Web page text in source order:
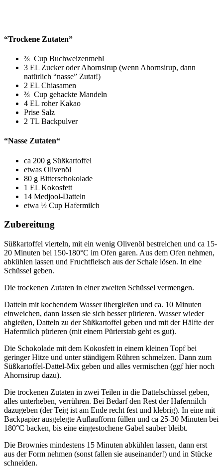
“Trockene Zutaten”
⅔ Cup Buchweizenmehl
3 EL Zucker oder Ahornsirup (wenn Ahornsirup, dann
natürlich “nasse” Zutat!)
2 EL Chiasamen
⅔ Cup gehackte Mandeln
4 EL roher Kakao
Prise Salz
2 TL Backpulver
“Nasse Zutaten“
ca 200 g Süßkartoffel
etwas Olivenöl
80 g Bitterschokolade
1 EL Kokosfett
14 Medjool-Datteln
etwa ½ Cup Hafermilch
Zubereitung
Süßkartoffel vierteln, mit ein wenig Olivenöl bestreichen und ca 15-
20 Minuten bei 150-180°C im Ofen garen. Aus dem Ofen nehmen,
abkühlen lassen und Fruchtfleisch aus der Schale lösen. In eine
Schüssel geben.
Die trockenen Zutaten in einer zweiten Schüssel vermengen.
Datteln mit kochendem Wasser übergießen und ca. 10 Minuten
einweichen, dann lassen sie sich besser pürieren. Wasser wieder
abgießen, Datteln zu der Süßkartoffel geben und mit der Hälfte der
Hafermilch pürieren (mit einem Pürierstab geht es gut).
Die Schokolade mit dem Kokosfett in einem kleinen Topf bei
geringer Hitze und unter ständigem Rühren schmelzen. Dann zum
Süßkartoffel-Dattel-Mix geben und alles vermischen (ggf hier noch
Ahornsirup dazu).
Die trockenen Zutaten in zwei Teilen in die Dattelschüssel geben,
alles unterheben, verrühren. Bei Bedarf den Rest der Hafermilch
dazugeben (der Teig ist am Ende recht fest und klebrig). In eine mit
Backpapier ausgelegte Auflaufform füllen und ca 25-30 Minuten bei
180°C backen, bis eine eingestochene Gabel sauber bleibt.
Die Brownies mindestens 15 Minuten abkühlen lassen, dann erst
aus der Form nehmen (sonst fallen sie auseinander!) und in Stücke
schneiden.